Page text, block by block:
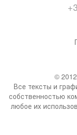
©
Все тексты и
собственностью
любое их